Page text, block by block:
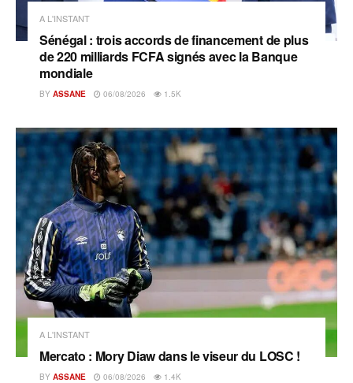
A L'INSTANT
Sénégal : trois accords de financement de plus
de 220 milliards FCFA signés avec la Banque
mondiale
BY ASSANE 06/08/2026 1.5K
A L'INSTANT
Mercato : Mory Diaw dans le viseur du LOSC !
BY ASSANE 06/08/2026 1.4K